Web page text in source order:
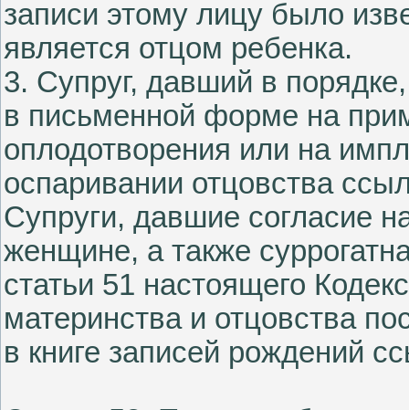
записи этому лицу было
является отцом ребенка.
3. Супруг, давший в
в письменной форме на
оплодотворения или на
оспаривании отцовства
Супруги, давшие согласие
женщине, а также
статьи 51 настоящего
материнства и отцовства
в книге записей рождений